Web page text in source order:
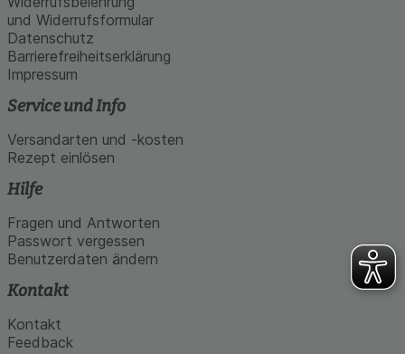
und Widerrufsformular
Datenschutz
Barrierefreiheitserklärung
Impressum
Service und Info
Versandarten und -kosten
Rezept einlösen
Hilfe
Fragen und Antworten
Passwort vergessen
Benutzerdaten ändern
Kontakt
Kontakt
Feedback